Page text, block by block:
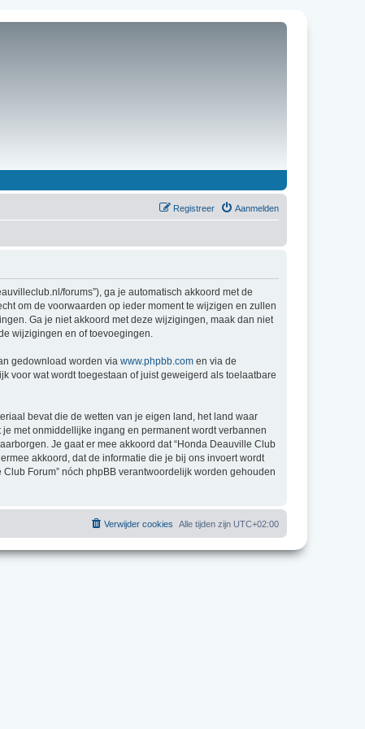
Aanmelden
Registreer
forums”), ga je automatisch akkoord met de
om de voorwaarden op ieder moment te wijzigen en zullen
Ga je niet akkoord met deze wijzigingen, maak dan niet
wijzigingen en of toevoegingen.
gedownload worden via www.phpbb.com en via de
voor wat wordt toegestaan of juist geweigerd als toelaatbare
bevat die de wetten van je eigen land, het land waar
met onmiddellijke ingang en permanent wordt verbannen
Je gaat er mee akkoord dat “Honda Deauville Club
akkoord, dat de informatie die je bij ons invoert wordt
Forum” nóch phpBB verantwoordelijk worden gehouden
Alle tijden zijn UTC+02:00
Verwijder cookies